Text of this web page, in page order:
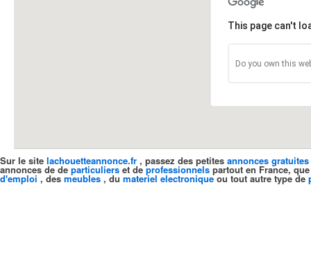
This page can't
Do you own this
Sur le site lachouetteannonce.fr , passez des petites annonces gratuites
annonces de de particuliers et deprofessionnels partout en France,
d'emploi , des meubles , du materiel electroniqueou tout autre type de